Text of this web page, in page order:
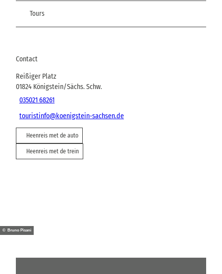
Tours
Contact
Reißiger Platz
01824 Königstein/Sächs. Schw.
035021 68261
touristinfo@koenigstein-sachsen.de
Heenreis met de auto
Heenreis met de trein
© Bruno Pisani